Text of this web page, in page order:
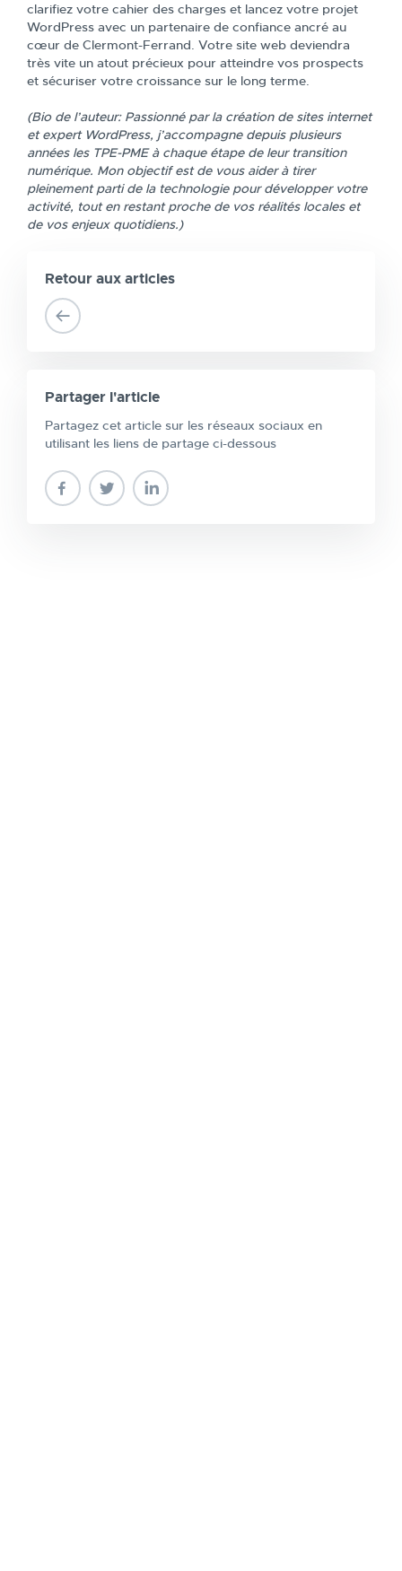
Retour aux articles
Partager l'article
Partagez cet article sur les réseaux sociaux en
utilisant les liens de partage ci-dessous
clarifiez votre cahier des charges et lancez votre projet
WordPress avec un partenaire de confiance ancré au
cœur de Clermont-Ferrand. Votre site web deviendra
très vite un atout précieux pour atteindre vos prospects
et sécuriser votre croissance sur le long terme.
(Bio de l’auteur: Passionné par la création de sites internet
et expert WordPress, j’accompagne depuis plusieurs
années les TPE-PME à chaque étape de leur transition
numérique. Mon objectif est de vous aider à tirer
pleinement parti de la technologie pour développer votre
activité, tout en restant proche de vos réalités locales et
de vos enjeux quotidiens.)